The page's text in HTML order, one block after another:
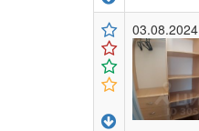
03.08.2024